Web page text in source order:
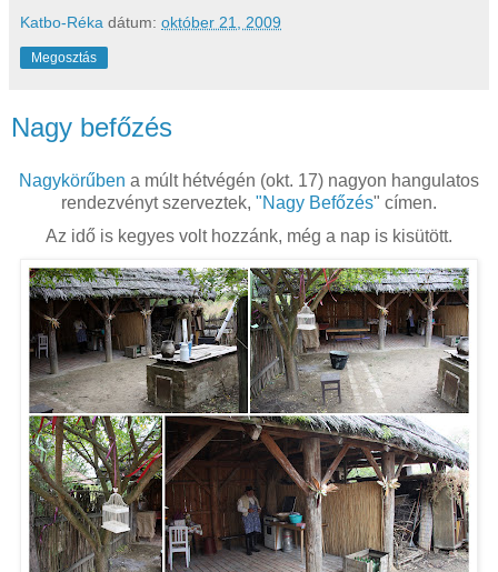
Katbo-Réka dátum: október 21, 2009
Megosztás
Nagy befőzés
Nagykörűben a múlt hétvégén (okt. 17) nagyon hangulatos
rendezvényt szerveztek, "Nagy Befőzés" címen.
Az idő is kegyes volt hozzánk, még a nap is kisütött.